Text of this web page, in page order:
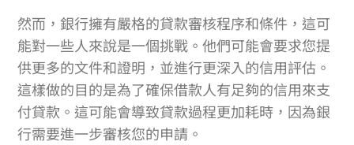
然而，銀行擁有嚴格的貸款審核程序和條件，這可
能對一些人來說是一個挑戰。他們可能會要求您提
供更多的文件和證明，並進行更深入的信用評估。
這樣做的目的是為了確保借款人有足夠的信用來支
付貸款。這可能會導致貸款過程更加耗時，因為銀
行需要進一步審核您的申請。